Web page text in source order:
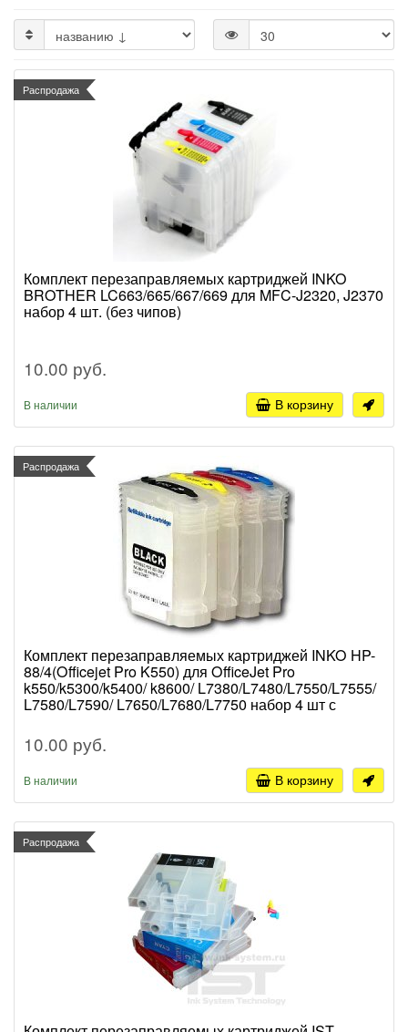
Распродажа
Комплект перезаправляемых картриджей INKO
BROTHER LC663/665/667/669 для MFC-J2320, J2370
набор 4 шт. (без чипов)
10.00 руб.
В наличии В корзину
Распродажа
Комплект перезаправляемых картриджей INKO HP-
88/4(Officejet Pro K550) для OfficeJet Pro
k550/k5300/k5400/ k8600/ L7380/L7480/L7550/L7555/
L7580/L7590/ L7650/L7680/L7750 набор 4 шт с
C9388A)
10.00 руб.
В наличии В корзину
Распродажа